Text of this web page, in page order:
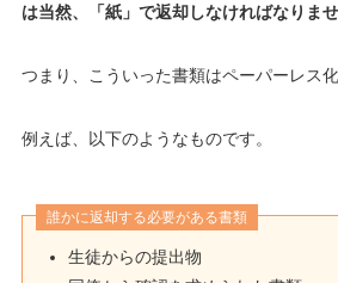
は当然、「紙」で返却しなければなりませ
つまり、こういった書類はペーパーレス化
例えば、以下のようなものです。
誰かに返却する必要がある書類
生徒からの提出物